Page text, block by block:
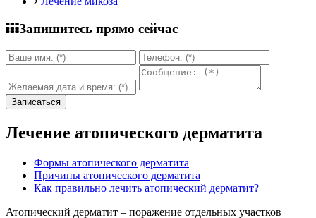
Запишитесь прямо сейчас
Лечение атопического дерматита
Формы атопического дерматита
Причины атопического дерматита
Как правильно лечить атопический дерматит?
Атопический дерматит – поражение отдельных участков